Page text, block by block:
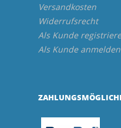
Versandkosten
Widerrufsrecht
Als Kunde
Als Kunde anmelden